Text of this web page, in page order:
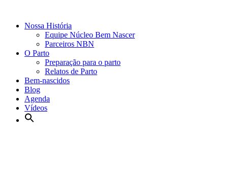
Nossa História
Equipe Núcleo Bem Nascer
Parceiros NBN
O Parto
Preparação para o parto
Relatos de Parto
Bem-nascidos
Blog
Agenda
Vídeos